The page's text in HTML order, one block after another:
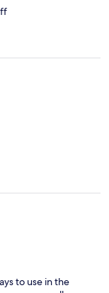
to use in the